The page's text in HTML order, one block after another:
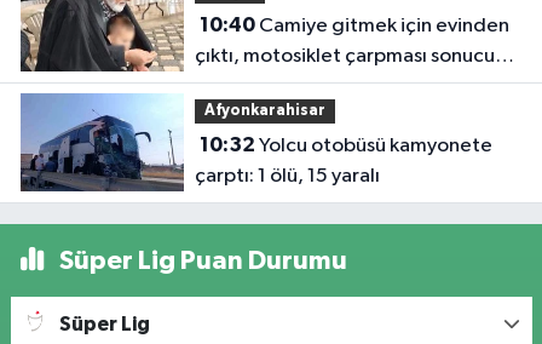
10:40Camiye gitmek için evinden
çıktı, motosiklet çarpması sonucu
öldü
Afyonkarahisar
10:32
çarptı: 1 ölü, 15 yaralı
Süper Lig Puan Durumu
Süper Lig